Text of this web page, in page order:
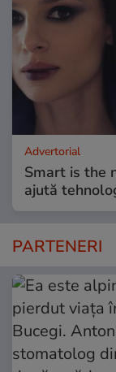
Advertorial
Smart is the
ajută
PARTENERI